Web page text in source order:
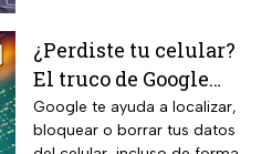
¿Perdiste tu celular?
El truco de Google
para localizarlo y
proteger tus datos
Google te ayuda a localizar,
bloquear o borrar tus datos